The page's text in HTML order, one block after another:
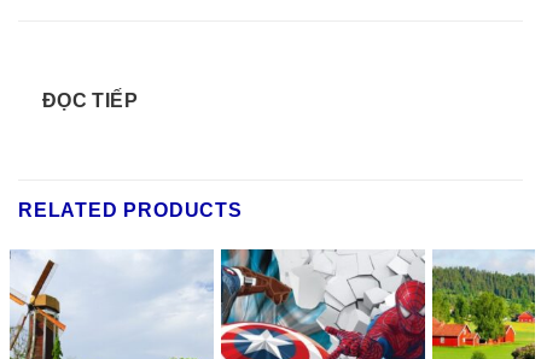
ĐỌC TIẾP
RELATED PRODUCTS